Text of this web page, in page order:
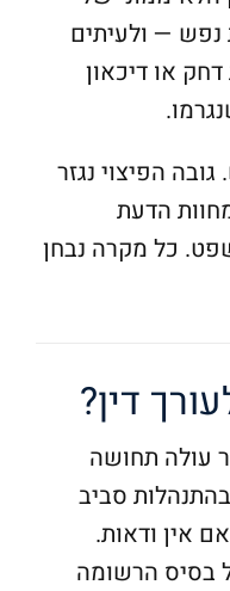
נפש — ולעיתים
או דיכאון
הפיצוי נגזר
הדעת
כל מקרה נבחן
דין?
עולה תחושה
סביב
אין ודאות.
בסיס הרשומה